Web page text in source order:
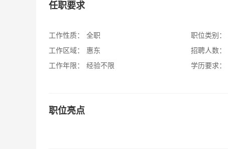
任职要求
工作性质：
全职
工作区域：
惠东
工作年限：
经验不限
职位类别：
招聘人数：
学历要求：
职位亮点